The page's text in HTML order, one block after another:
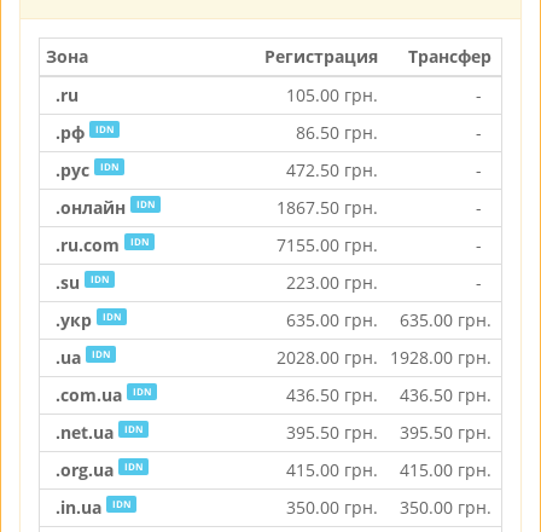
Зона Регистрация Трансфер
.ru
105.00 грн. -
.рф
IDN 86.50 грн. -
.рус
IDN 472.50 грн. -
.онлайн
IDN 1867.50 грн. -
.ru.com
IDN 7155.00 грн. -
.su
IDN 223.00 грн. -
.укр
IDN 635.00 грн. 635.00 грн.
.ua
IDN 2028.00 грн. 1928.00 грн.
.com.ua
IDN 436.50 грн. 436.50 грн.
.net.ua
IDN 395.50 грн. 395.50 грн.
.org.ua
IDN 415.00 грн. 415.00 грн.
.in.ua
IDN 350.00 грн. 350.00 грн.